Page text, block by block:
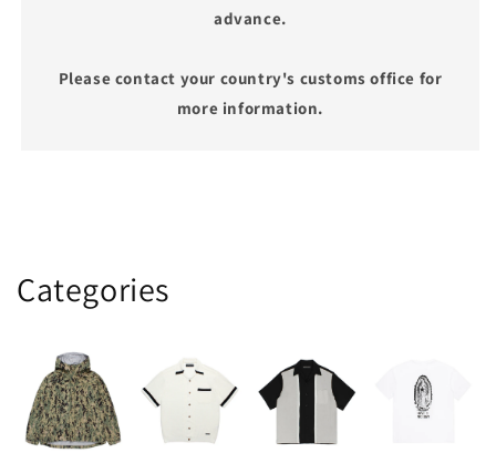
advance.
Please contact your country's customs office for
more information.
Categories